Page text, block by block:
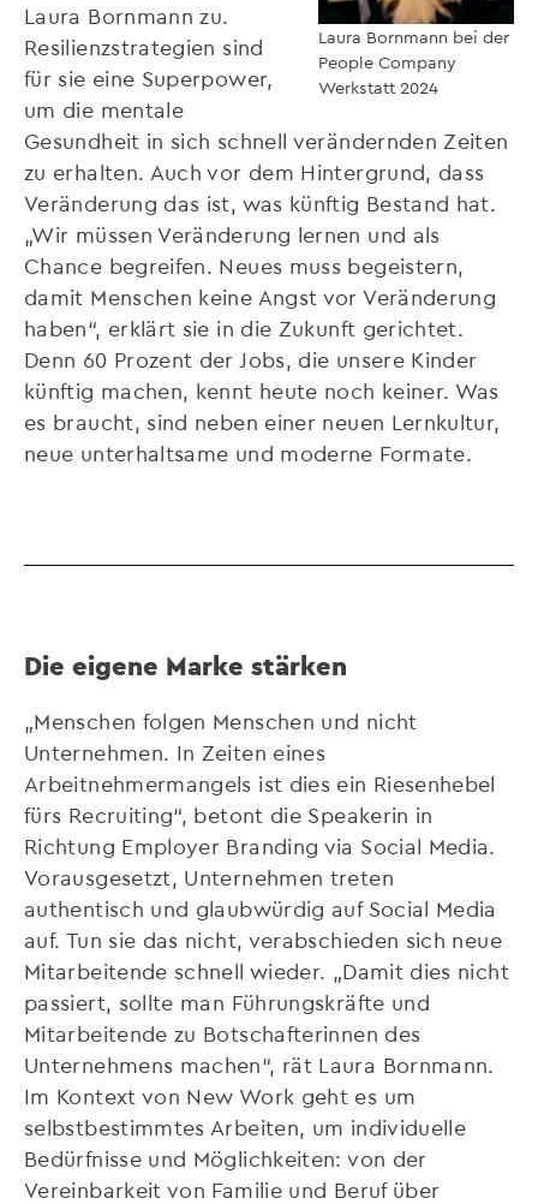
Laura Bornmann bei der
People Company
Werkstatt 2024
Laura Bornmann zu.
Resilienzstrategien sind
für sie eine Superpower,
um die mentale
Gesundheit in sich schnell verändernden Zeiten
zu erhalten. Auch vor dem Hintergrund, dass
Veränderung das ist, was künftig Bestand hat.
„Wir müssen Veränderung lernen und als
Chance begreifen. Neues muss begeistern,
damit Menschen keine Angst vor Veränderung
haben“, erklärt sie in die Zukunft gerichtet.
Denn 60 Prozent der Jobs, die unsere Kinder
künftig machen, kennt heute noch keiner. Was
es braucht, sind neben einer neuen Lernkultur,
neue unterhaltsame und moderne Formate.
Die eigene Marke stärken
„Menschen folgen Menschen und nicht
Unternehmen. In Zeiten eines
Arbeitnehmermangels ist dies ein Riesenhebel
fürs Recruiting“, betont die Speakerin in
Richtung Employer Branding via Social Media.
Vorausgesetzt, Unternehmen treten
authentisch und glaubwürdig auf Social Media
auf. Tun sie das nicht, verabschieden sich neue
Mitarbeitende schnell wieder. „Damit dies nicht
passiert, sollte man Führungskräfte und
Mitarbeitende zu Botschafterinnen des
Unternehmens machen“, rät Laura Bornmann.
Im Kontext von New Work geht es um
selbstbestimmtes Arbeiten, um individuelle
Bedürfnisse und Möglichkeiten: von der
Vereinbarkeit von Familie und Beruf über